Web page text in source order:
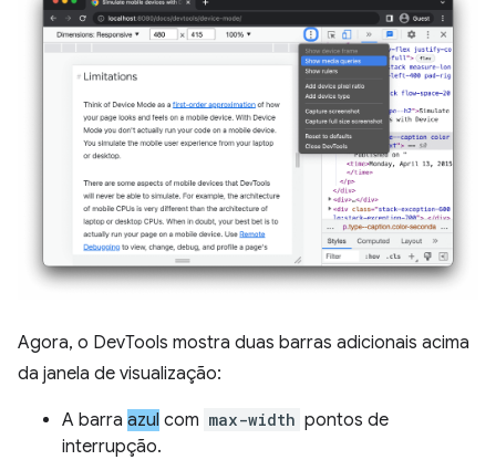
Agora, o DevTools mostra duas barras adicionais acima
da janela de visualização:
A barra azul com max-width pontos de
interrupção.